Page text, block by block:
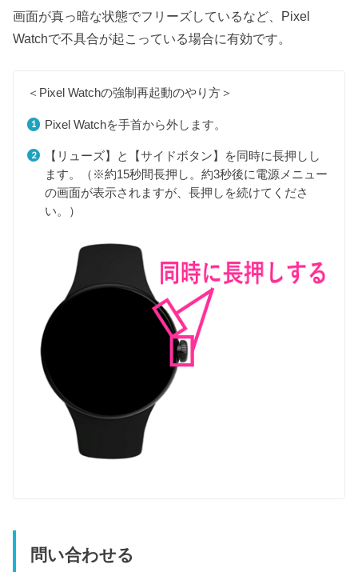
画面が真っ暗な状態でフリーズしているなど、Pixel
Watchで不具合が起こっている場合に有効です。
＜Pixel Watchの強制再起動のやり方＞
Pixel Watchを手首から外します。
【リューズ】と【サイドボタン】を同時に長押しし
ます。（※約15秒間長押し。約3秒後に電源メニュー
の画面が表示されますが、長押しを続けてくださ
い。）
問い合わせる